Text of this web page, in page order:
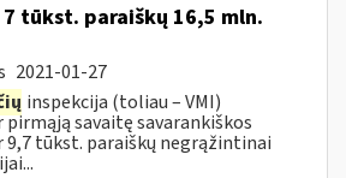
tūkst. paraiškų 16,5 mln.
2021-01-27
inspekcija (toliau – VMI)
savaitę savarankiškos
9,7 tūkst. paraiškų negrąžintinai